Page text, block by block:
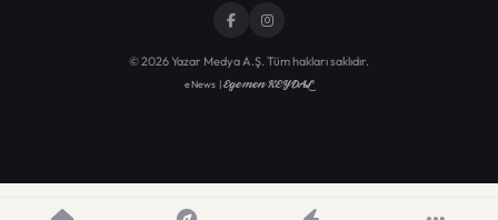
© 2026 Yazar Medya A.Ş. Tüm hakları saklıdır.
eNews |Egemen KEYDAL